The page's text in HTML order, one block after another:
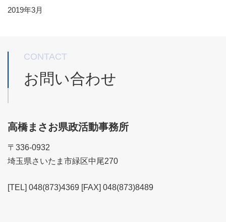
2019年3月
CONTACT
お問い合わせ
高橋まさお県政活動事務所
〒336-0932
埼玉県さいたま市緑区中尾270
[TEL] 048(873)4369 [FAX] 048(873)8489